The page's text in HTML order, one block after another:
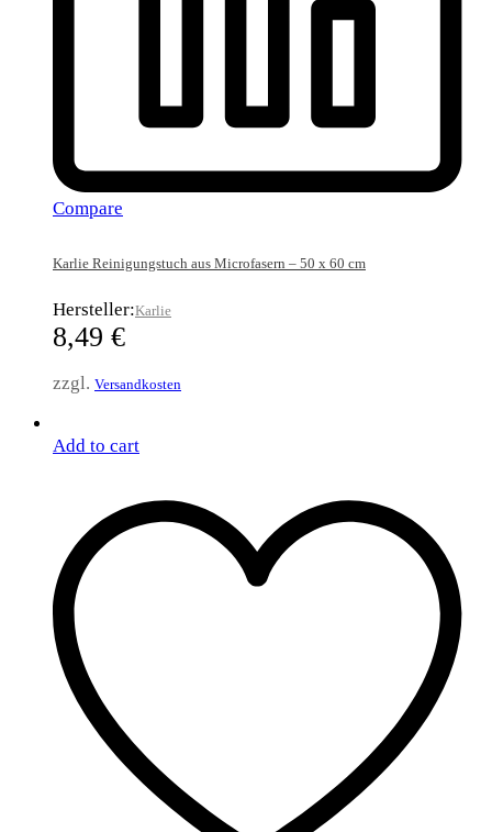
Compare
Karlie Reinigungstuch aus Microfasern – 50 x 60 cm
Hersteller:Karlie
8,49 €
zzgl. Versandkosten
Add to cart